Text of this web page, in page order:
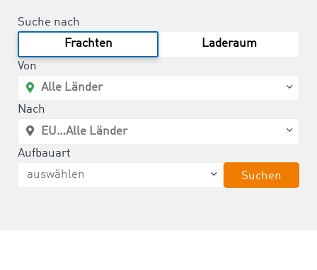
Suche nach
Frachten
Laderaum
Von
Nach
Aufbauart
Suchen